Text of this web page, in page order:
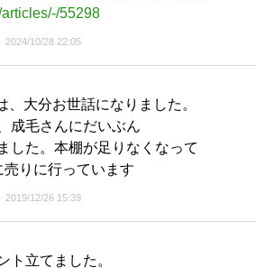
55298
2024/10/28 22:05
、大分お世話になりました。
成毛さんにだいぶん
した。本棚が足りなくなって
売りに行っています
2019/12/26 15:39
ト立てました。